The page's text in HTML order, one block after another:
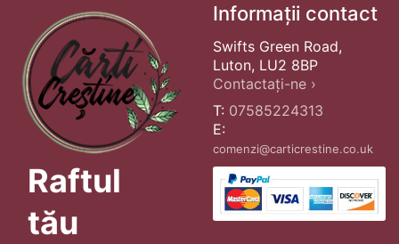
Raftul
tău
Informații contact
Swifts Green Road,
Luton, LU2 8BP
Contactați-ne ›
T: 07585224313
E:
comenzi@carticrestine.co.uk